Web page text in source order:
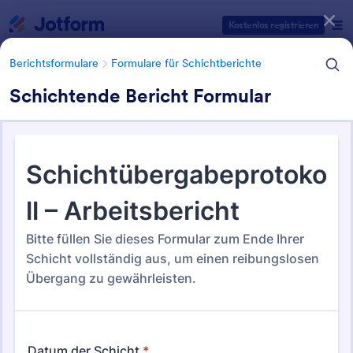
Kostenlos registrieren
Berichtsformulare Formulare für Schichtberichte
Schichtende Bericht Formular
Berichtsformulare Formulare für Schichtberichte
Formulare für Schichtberichte
Formularvorlagen Kategorien